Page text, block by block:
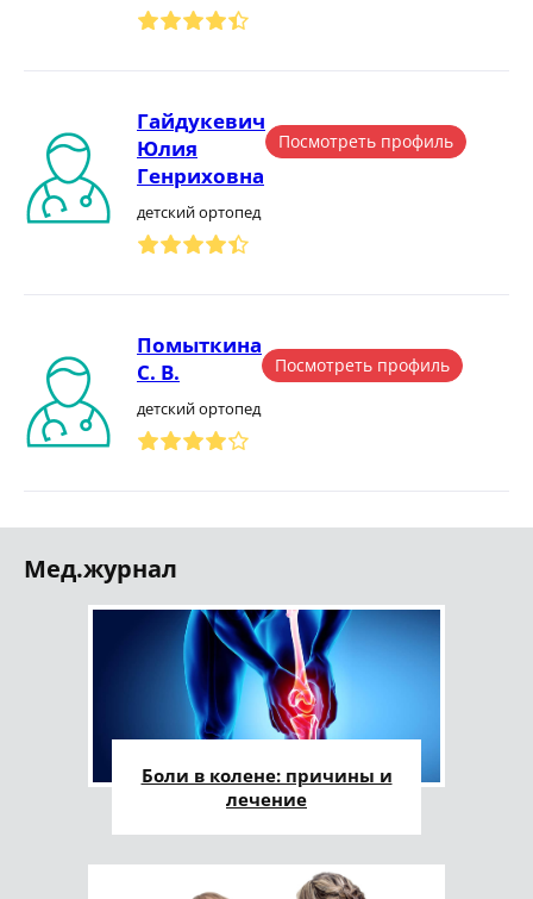
Гайдукевич
Юлия
Генриховна
детский ортопед
Посмотреть профиль
Помыткина
С. В.
детский ортопед
Посмотреть профиль
Мед.журнал
Боли в колене: причины и
лечение